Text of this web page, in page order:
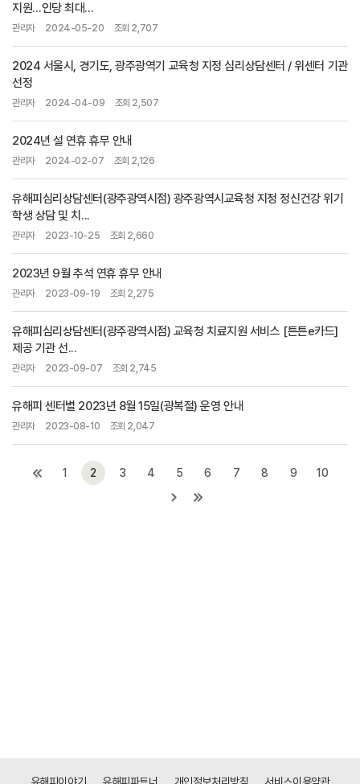
지원…인당 최대...
관리자 2024-05-20 조회 2,707
2024 서울시, 경기도, 광주광역기 교육청 지정 심리상담센터 / 위센터 기관
선정
관리자 2024-04-09 조회 2,507
2024년 설 연휴 휴무 안내
관리자 2024-02-07 조회 2,126
유해피심리상담센터(광주광역시점) 광주광역시교육청 지정 정신건강 위기
학생 상담 및 치...
관리자 2023-10-25 조회 2,660
2023년 9월 추석 연휴 휴무 안내
관리자 2023-09-19 조회 2,275
유해피심리상담센터(광주광역시점) 교육청 치료지원 서비스 [튼튼e카드]
제공 기관 선...
관리자 2023-09-07 조회 2,745
유해피 센터별 2023년 8월 15일(광복절) 운영 안내
관리자 2023-08-10 조회 2,047
1 2 3 4 5 6 7 8 9 10